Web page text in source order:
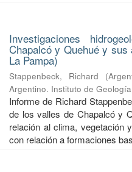
Investigaciones
Chapalcó y Quehué y
La Pampa)
Stappenbeck, Richard (
Argentino. Instituto de
Informe de Richard
de los valles de Chapalcó y
relación al clima, vegetación
con relación a formaciones